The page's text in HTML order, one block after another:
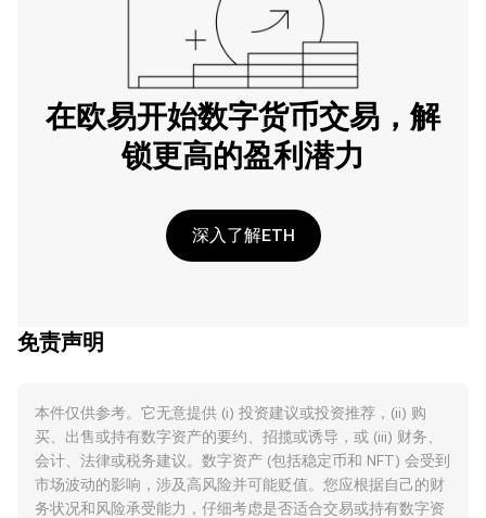
在欧易开始数字货币交易，解
锁更高的盈利潜力
深入了解ETH
免责声明
本件仅供参考。它无意提供 (i) 投资建议或投资推荐，(ii) 购
买、出售或持有数字资产的要约、招揽或诱导，或 (iii) 财务、
会计、法律或税务建议。数字资产 (包括稳定币和 NFT) 会受到
市场波动的影响，涉及高风险并可能贬值。您应根据自己的财
务状况和风险承受能力，仔细考虑是否适合交易或持有数字资